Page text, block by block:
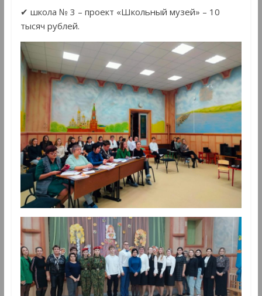
✔ школа № 3 – проект «Школьный музей» – 10
тысяч рублей.